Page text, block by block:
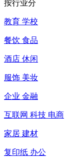
按行业分
教育 学校
餐饮 食品
酒店 休闲
服饰 美妆
企业 金融
互联网 科技 电商
家居 建材
复印纸 办公